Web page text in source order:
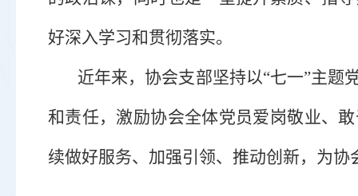
好深入学习和贯彻落实。
近年来，协会支部坚持以“七一”主题
和责任，激励协会全体党员爱岗敬业、
续做好服务、加强引领、推动创新， 为协